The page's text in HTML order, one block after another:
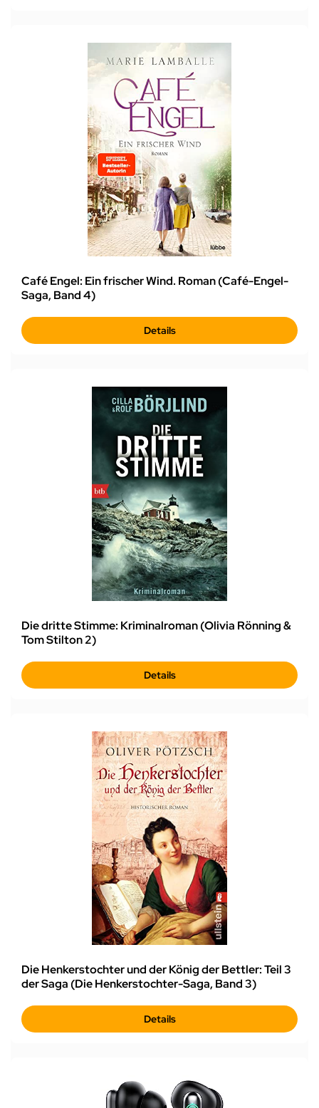
Café Engel: Ein frischer Wind. Roman (Café-Engel-
Saga, Band 4)
Details
Die dritte Stimme: Kriminalroman (Olivia Rönning &
Tom Stilton 2)
Details
Die Henkerstochter und der König der Bettler: Teil 3
der Saga (Die Henkerstochter-Saga, Band 3)
Details